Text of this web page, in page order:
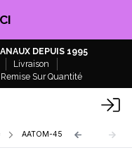
DEPUIS 1995
Livraison
Remise Sur Quantité
AATOM-45